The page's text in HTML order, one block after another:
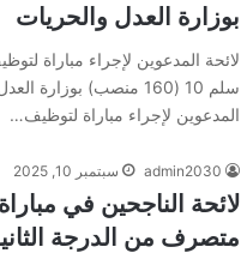
بوزارة العدل والحريات
لائحة المدعوين لإجراء مباراة
سلم 10 (160 منصب) بوزارة
المدعوين لإجراء مباراة لتوظيف…
admin2030 سبتمبر 10, 2025
لائحة الناجحين في